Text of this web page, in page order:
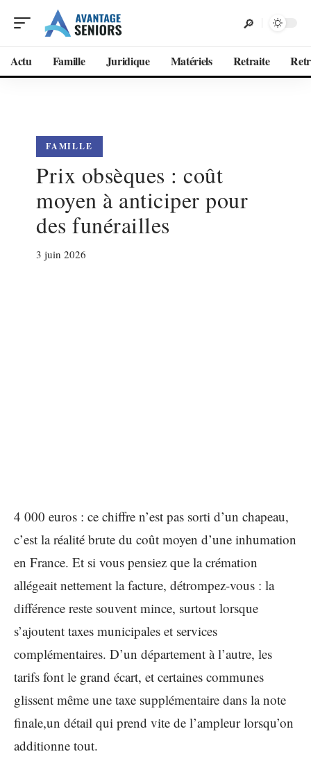
Actu Famille Juridique Matériels Retraite
FAMILLE
Prix obsèques : coût
moyen à anticiper pour
des funérailles
3 juin 2026
4 000 euros : ce chiffre n’est pas sorti d’un chapeau,
c’est la réalité brute du coût moyen d’une inhumation
en France. Et si vous pensiez que la crémation
allégeait nettement la facture, détrompez-vous : la
différence reste souvent mince, surtout lorsque
s’ajoutent taxes municipales et services
complémentaires. D’un département à l’autre, les
tarifs font le grand écart, et certaines communes
glissent même une taxe supplémentaire dans la note
finale,un détail qui prend vite de l’ampleur lorsqu’on
additionne tout.